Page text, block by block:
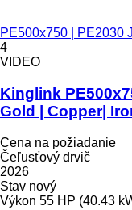
PE500x750 | PE2030
4
VIDEO
Kinglink
Gold | Copper|
Cena na požiadanie
Čeľusťový drvič
2026
Stav nový
Výkon 55 HP (40.43